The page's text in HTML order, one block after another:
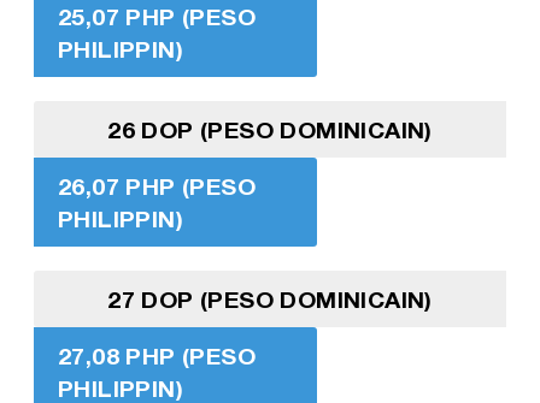
25,07 PHP (PESO
PHILIPPIN)
26 DOP (PESO DOMINICAIN)
26,07 PHP (PESO
PHILIPPIN)
27 DOP (PESO DOMINICAIN)
27,08 PHP (PESO
PHILIPPIN)